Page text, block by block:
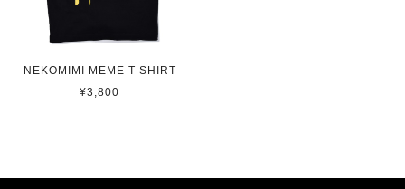
NEKOMIMI MEME T-SHIRT
¥3,800